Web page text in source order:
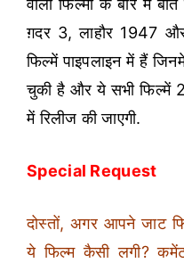
वाली फिल्मों के बारे में
ग़दर 3, लाहौर 1947
फिल्में पाइपलाइन में हैं
चुकी है और ये सभी
में रिलीज की जाएगी.
Special Request
दोस्तों, अगर आपने जाट
ये फिल्म कैसी लगी?